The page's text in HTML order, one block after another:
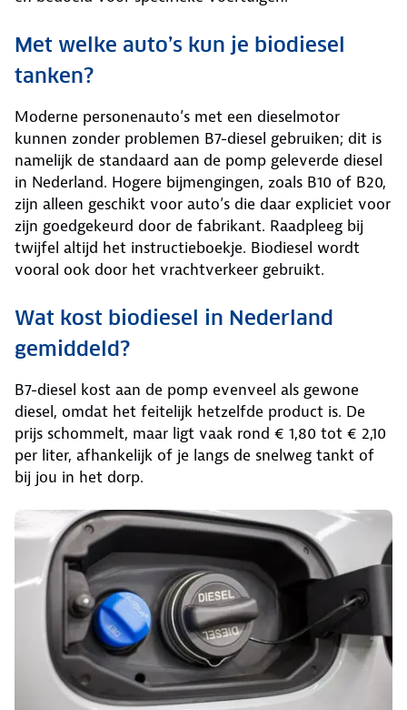
Met welke auto’s kun je biodiesel
tanken?
Moderne personenauto’s met een dieselmotor
kunnen zonder problemen B7-diesel gebruiken; dit is
namelijk de standaard aan de pomp geleverde diesel
in Nederland. Hogere bijmengingen, zoals B10 of B20,
zijn alleen geschikt voor auto’s die daar expliciet voor
zijn goedgekeurd door de fabrikant. Raadpleeg bij
twijfel altijd het instructieboekje. Biodiesel wordt
vooral ook door het vrachtverkeer gebruikt.
Wat kost biodiesel in Nederland
gemiddeld?
B7-diesel kost aan de pomp evenveel als gewone
diesel, omdat het feitelijk hetzelfde product is. De
prijs schommelt, maar ligt vaak rond € 1,80 tot € 2,10
per liter, afhankelijk of je langs de snelweg tankt of
bij jou in het dorp.